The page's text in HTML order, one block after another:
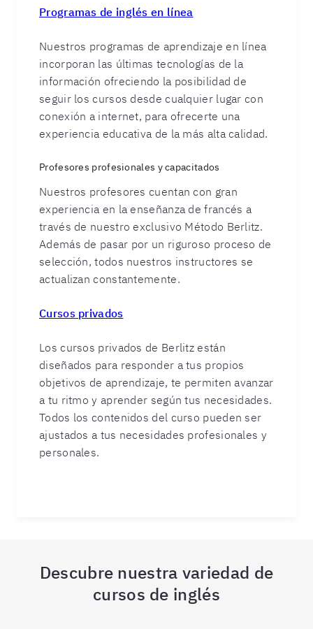
Programas de inglés en línea
Nuestros programas de aprendizaje en línea
incorporan las últimas tecnologías de la
información ofreciendo la posibilidad de
seguir los cursos desde cualquier lugar con
conexión a internet, para ofrecerte una
experiencia educativa de la más alta calidad.
Profesores profesionales y capacitados
Nuestros profesores cuentan con gran
experiencia en la enseñanza de francés a
través de nuestro exclusivo Método Berlitz.
Además de pasar por un riguroso proceso de
selección, todos nuestros instructores se
actualizan constantemente.
Cursos privados
Los cursos privados de Berlitz están
diseñados para responder a tus propios
objetivos de aprendizaje, te permiten avanzar
a tu ritmo y aprender según tus necesidades.
Todos los contenidos del curso pueden ser
ajustados a tus necesidades profesionales y
personales.
Descubre nuestra variedad de
cursos de inglés